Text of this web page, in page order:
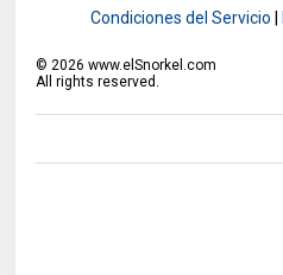
Condiciones del Servicio
©2026 www.elSnorkel.com
All rights reserved.